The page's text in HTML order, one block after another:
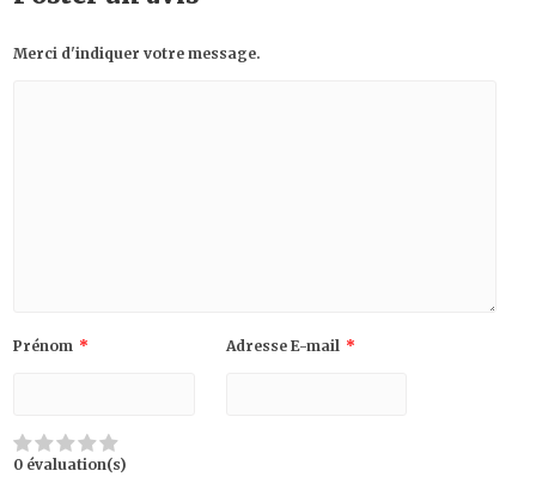
Merci d'indiquer votre message.
Prénom * Adresse E-mail *
0 évaluation(s)